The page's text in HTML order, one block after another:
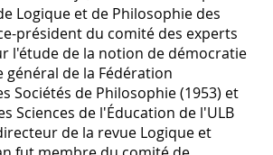
Logique et de Philosophie des
président du comité des experts
l'étude de la notion de démocratie
général de la Fédération
Sociétés de Philosophie (1953) et
Sciences de l'Éducation de l'ULB
de la revue Logique et